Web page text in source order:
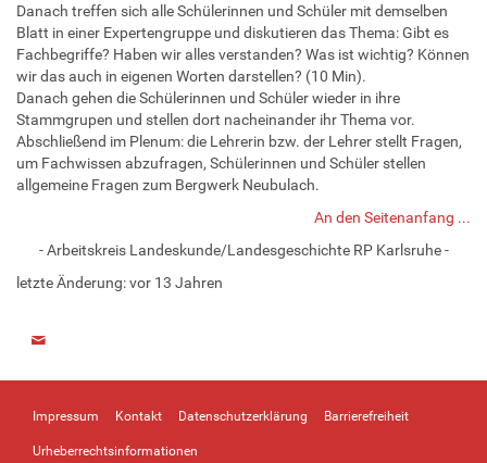
Danach treffen sich alle Schülerinnen und Schüler mit demselben
Blatt in einer Expertengruppe und diskutieren das Thema: Gibt es
Fachbegriffe? Haben wir alles verstanden? Was ist wichtig? Können
wir das auch in eigenen Worten darstellen? (10 Min).
Danach gehen die Schülerinnen und Schüler wieder in ihre
Stammgrupen und stellen dort nacheinander ihr Thema vor.
Abschließend im Plenum: die Lehrerin bzw. der Lehrer stellt Fragen,
um Fachwissen abzufragen, Schülerinnen und Schüler stellen
allgemeine Fragen zum Bergwerk Neubulach.
An den Seitenanfang ...
- Arbeitskreis Landeskunde/Landesgeschichte RP Karlsruhe -
letzte Änderung:vor 13 Jahren
Impressum Kontakt Datenschutzerklärung Barrierefreiheit
Urheberrechtsinformationen